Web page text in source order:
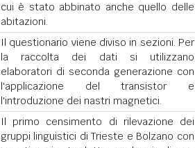
cui è stato abbinato anche quello delle
abitazioni.
Il questionario viene diviso in sezioni. Per
la raccolta dei dati si utilizzano
elaboratori di seconda generazione con
l'applicazione del transistor e
l'introduzione dei nastri magnetici.
Il primo censimento di rilevazione dei
gruppi linguistici di Trieste e Bolzano con